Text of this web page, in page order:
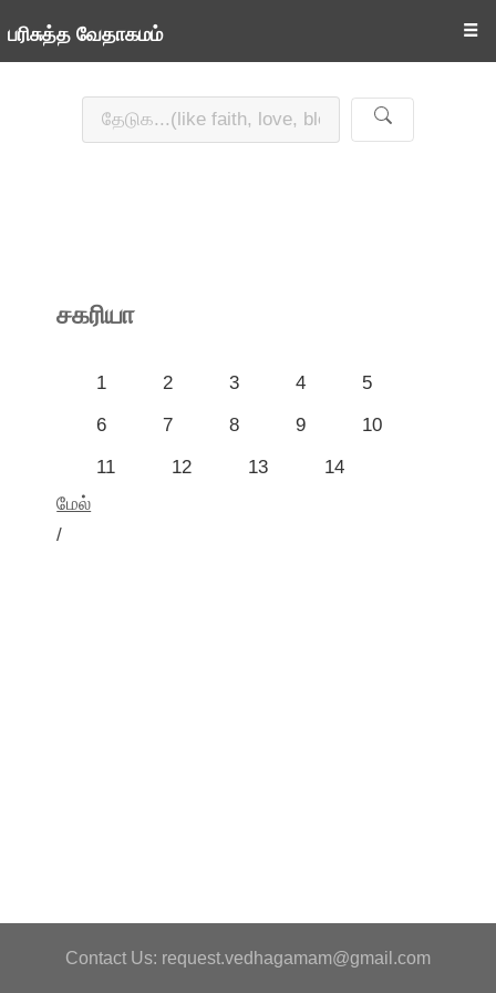
பரிசுத்த வேதாகமம் ☰
சகரியா
1 2 3 4
5
6
7 8 9
10
11
12 13
14
மேல்
/
Contact Us: request.vedhagamam@gmail.com